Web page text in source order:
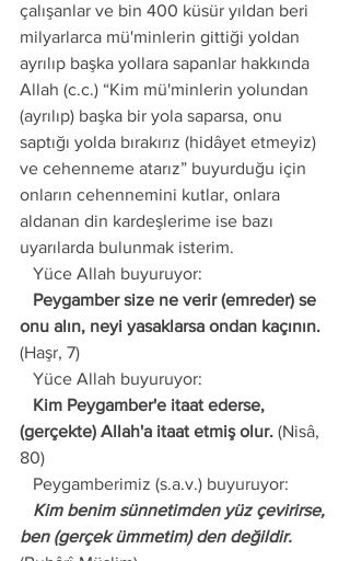
çalışanlar ve bin 400 küsür yıldan beri
milyarlarca mü'minlerin gittiği yoldan
ayrılıp başka yollara sapanlar hakkında
Allah (c.c.) “Kim mü'minlerin yolundan
(ayrılıp) başka bir yola saparsa, onu
saptığı yolda bırakırız (hidâyet etmeyiz)
ve cehenneme atarız” buyurduğu için
onların cehennemini kutlar, onlara
aldanan din kardeşlerime ise bazı
uyarılarda bulunmak isterim.
   Yüce Allah buyuruyor:
onu alın, neyi yasaklarsa ondan kaçının.
(Haşr, 7)
   Yüce Allah buyuruyor:
(gerçekte) Allah'a itaat etmiş olur. (Nisâ,
80)
   Peygamberimiz (s.a.v.) buyuruyor:
ben (gerçek ümmetim) den değildir.